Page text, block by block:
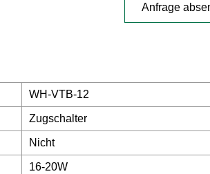
Anfrage
WH-VTB-12
Zugschalter
Nicht
16-20W